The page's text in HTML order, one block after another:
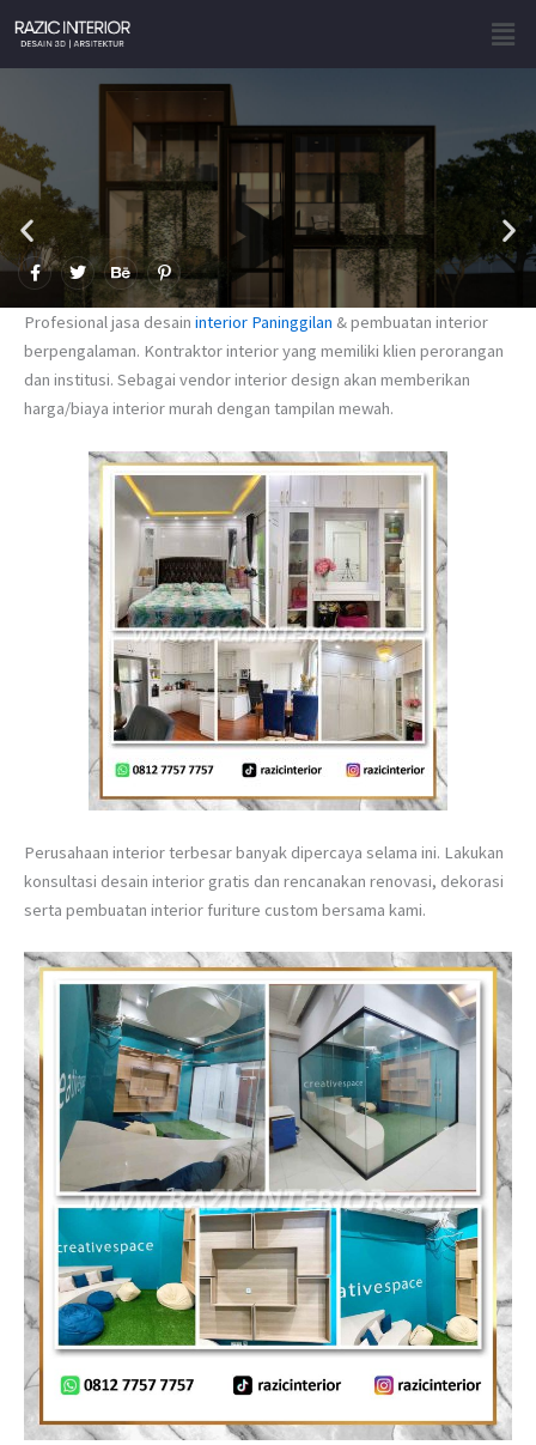
content
F
a
e
b
o
k
f
T
w
t
t
e
r
B
e
h
a
n
c
P
i
n
t
e
r
s
-
Profesional jasa desain interior Paninggilan & pembuatan interior
berpengalaman. Kontraktor interior yang memiliki klien perorangan
dan institusi. Sebagai vendor interior design akan memberikan
harga/biaya interior murah dengan tampilan mewah.
Perusahaan interior terbesar banyak dipercaya selama ini. Lakukan
konsultasi desain interior gratis dan rencanakan renovasi, dekorasi
serta pembuatan interior furiture custom bersama kami.